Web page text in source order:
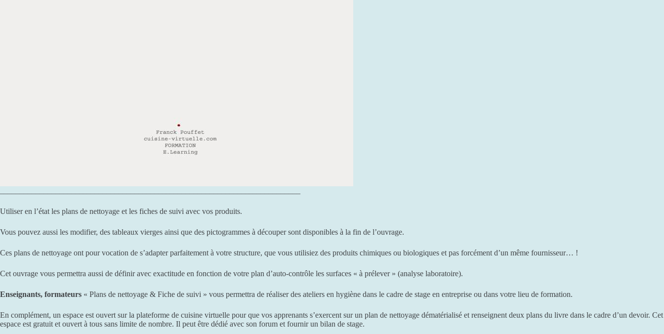
Utiliser en l’état les plans de nettoyage et les fiches de suivi avec vos produits.
Vous pouvez aussi les modifier, des tableaux vierges ainsi que des pictogrammes à découper sont disponibles à la fin de l’ouvrage.
Ces plans de nettoyage ont pour vocation de s’adapter parfaitement à votre structure, que vous utilisiez des produits chimiques ou biologiques et pas forcément d’un même fournisseur… !
Cet ouvrage vous permettra aussi de définir avec exactitude en fonction de votre plan d’auto-contrôle les surfaces « à prélever » (analyse laboratoire).
Enseignants, formateurs « Plans de nettoyage & Fiche de suivi » vous permettra de réaliser des ateliers en hygiène dans le cadre de stage en entreprise ou dans votre lieu de formation.
En complément, un espace est ouvert sur la plateforme de cuisine virtuelle pour que vos apprenants s’exercent sur un plan de nettoyage dématérialisé et renseignent deux plans du livre dans le cadre d’un devoir. Cet
espace est gratuit et ouvert à tous sans limite de nombre. Il peut être dédié avec son forum et fournir un bilan de stage.